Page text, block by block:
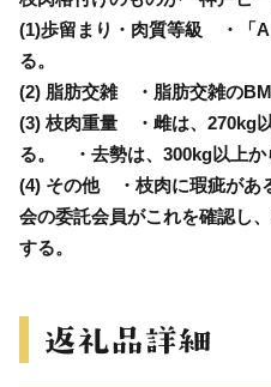
(1)歩留まり・肉質等級 ・「
る。
(2) 脂肪交雑 ・脂肪交雑の
(3) 枝肉重量 ・雌は、270kg
る。 ・去勢は、300kg以上か
(4) その他 ・枝肉に瑕疵があ
会の委託会員がこれを確認し
する。